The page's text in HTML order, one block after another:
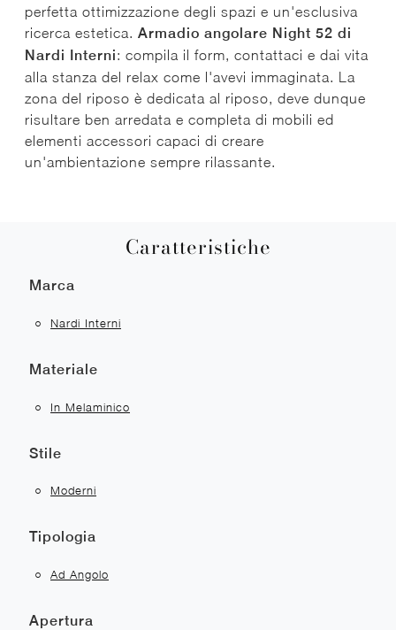
perfetta ottimizzazione degli spazi e un'esclusiva
ricerca estetica. Armadio angolare Night 52 di
Nardi Interni: compila il form, contattaci e dai vita
alla stanza del relax come l'avevi immaginata. La
zona del riposo è dedicata al riposo, deve dunque
risultare ben arredata e completa di mobili ed
elementi accessori capaci di creare
un'ambientazione sempre rilassante.
Caratteristiche
Marca
Nardi Interni
Materiale
In Melaminico
Stile
Moderni
Tipologia
Ad Angolo
Apertura